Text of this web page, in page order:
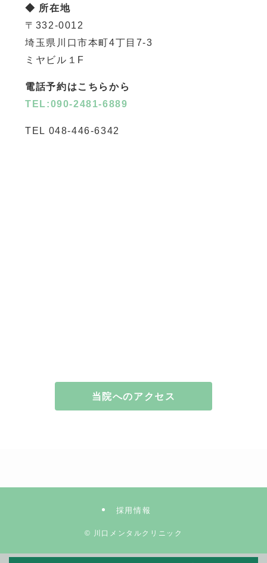
◆ 所在地
〒332-0012
埼玉県川口市本町4丁目7-3
ミヤビル１F
電話予約はこちらから
TEL:090-2481-6889
TEL 048-446-6342
当院へのアクセス
採用情報
© 川口メンタルクリニック